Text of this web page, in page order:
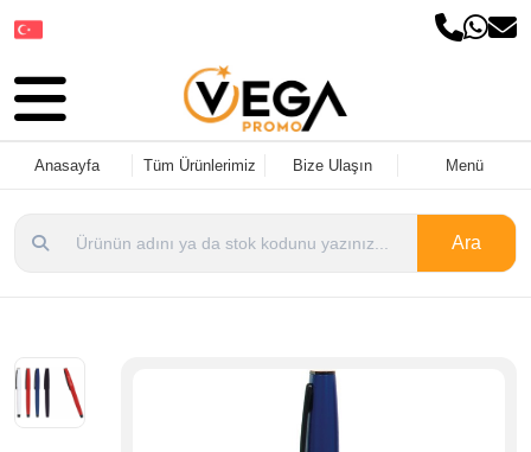
Anasayfa Tüm Ürünlerimiz Bize Ulaşın Menü
Ara